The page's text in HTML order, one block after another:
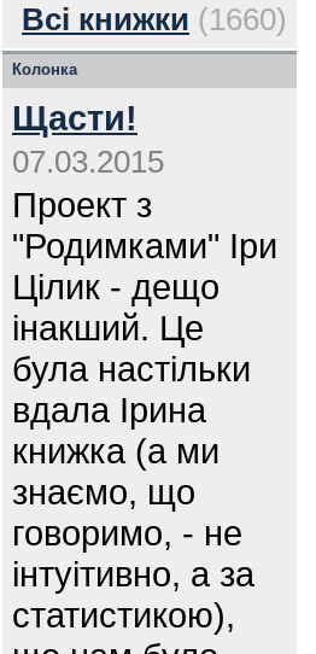
Всі книжки (1660)
Колонка
Щасти!
07.03.2015
Проект з
"Родимками" Іри
Цілик - дещо
інакший. Це
була настільки
вдала Ірина
книжка (а ми
знаємо, що
говоримо, - не
інтуітивно, а за
статистикою),